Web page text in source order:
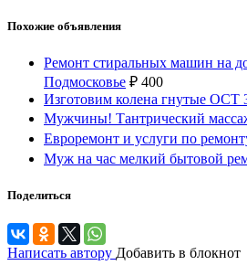
Похожие объявления
Ремонт стиральных машин на
Подмосковье ₽ 400
Изготовим колена гнутые ОСТ
Мужчины! Тантрический
Евроремонт и услуги по
Муж на час мелкий бытовой
Поделиться
Написать автору Добавить в блокнот